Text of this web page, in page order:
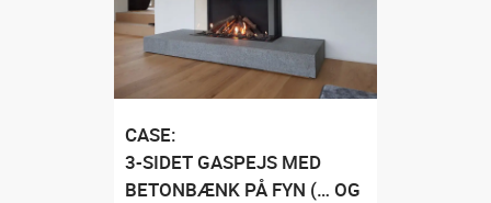
CASE:
3-SIDET GASPEJS MED
BETONBÆNK PÅ FYN (… OG